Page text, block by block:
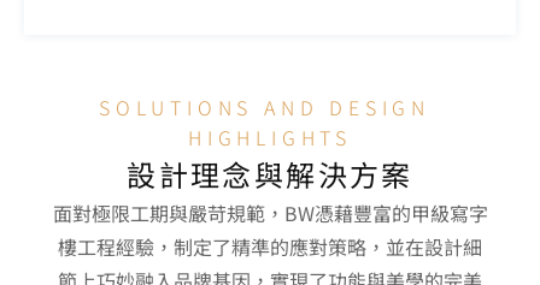
SOLUTIONS AND DESIGN
HIGHLIGHTS
設計理念與解決方案
面對極限工期與嚴苛規範，BW憑藉豐富的甲級寫字
樓工程經驗，制定了精準的應對策略，並在設計細